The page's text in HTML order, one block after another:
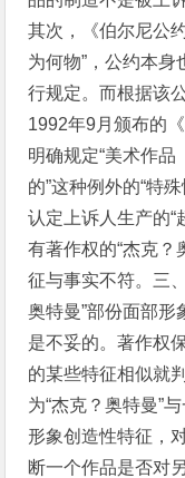
其次，《伯尔尼公
为何物”，公约本
行规定。而根据该
1992年9月颁布的
明确规定“美术作
的”这种例外的“特
认定上诉人生产的“
有著作权的“杰克？
征与事实不符。三
奥特曼”部份面部形
是不妥的。著作权
的某些特征相似就
为“杰克？奥特曼”
形象创造性特征，
断一个作品是否对